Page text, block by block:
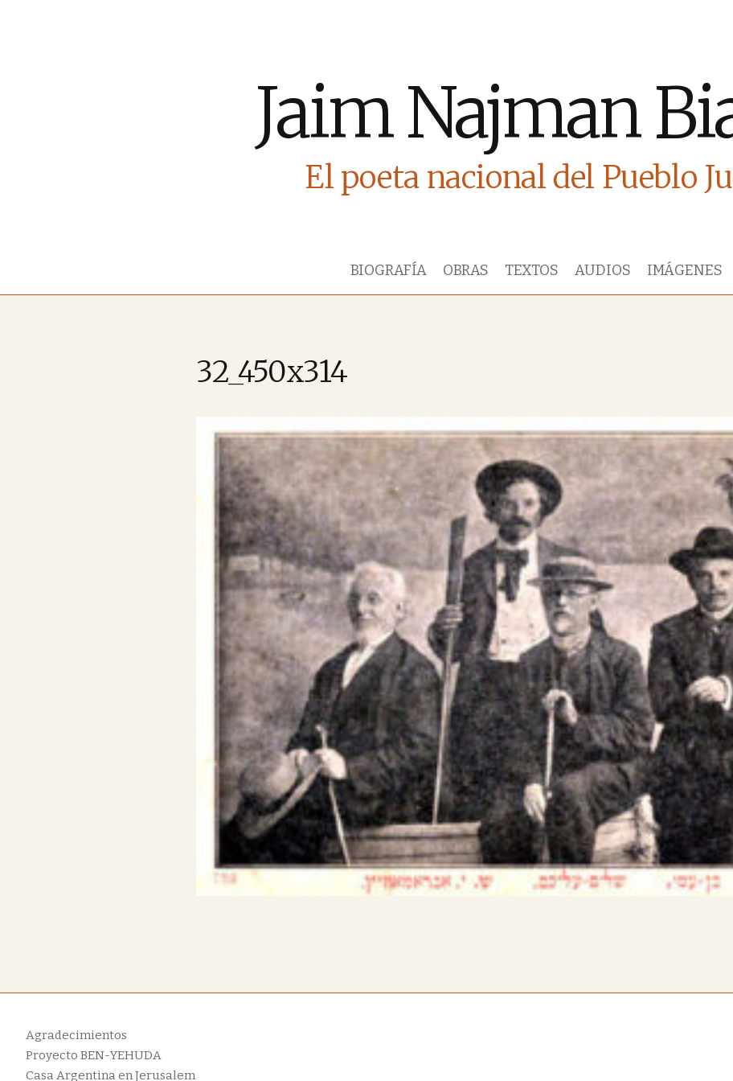
Jaim Najman
El poeta nacional del Pueblo
BIOGRAFÍA OBRAS TEXTOS AUDIOS IMÁGENES
32_450x314
Agradecimientos
Proyecto BEN-YEHUDA
Casa Argentina en Jerusalem